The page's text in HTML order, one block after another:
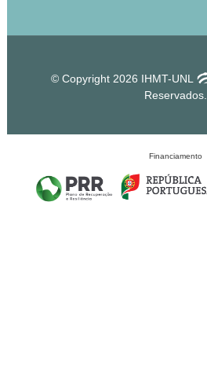
© Copyright 2026 IHMT-UNL
Reservados.
Financiamento